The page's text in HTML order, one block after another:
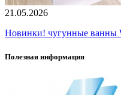
21.05.2026
Новинки! чугунные ванны
Полезная информация